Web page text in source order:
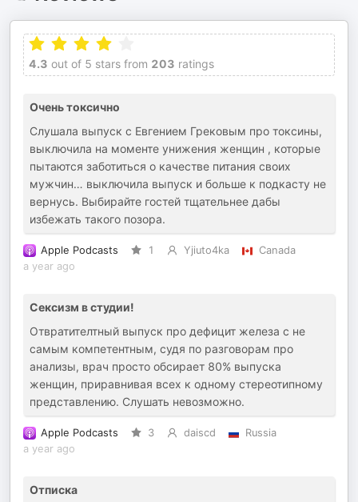
4.3 out of 5 stars from 203 ratings
Очень токсично
Слушала выпуск с Евгением Грековым про токсины,
выключила на моменте унижения женщин , которые
пытаются заботиться о качестве питания своих
мужчин… выключила выпуск и больше к подкасту не
вернусь. Выбирайте гостей тщательнее дабы
избежать такого позора.
Apple Podcasts 1 Yjiuto4ka
Canada
a year ago
Сексизм в студии!
Отвратителтный выпуск про дефицит железа с не
самым компетентным, судя по разговорам про
анализы, врач просто обсирает 80% выпуска
женщин, приравнивая всех к одному стереотипному
представлению. Слушать невозможно.
Apple Podcasts 3 daiscd
Russia
a year ago
Отписка